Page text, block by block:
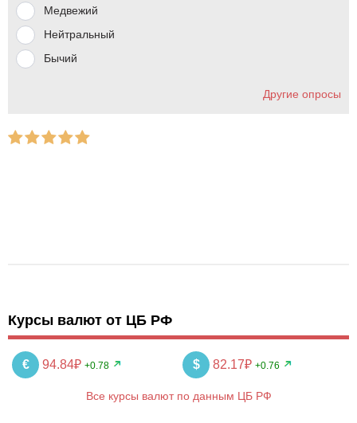
Медвежий
Нейтральный
Бычий
Другие опросы
Курсы валют от ЦБ РФ
€ 94.84₽ +0.78 $ 82.17₽ +0.76
Все курсы валют по данным ЦБ РФ